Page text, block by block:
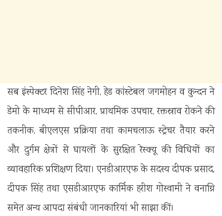
सब इंस्पेक्टर दिनेश सिंह नेगी, हेड कांस्टेबल जगमोहन व कुन्दन ने
डेमो के माध्यम से सीपीआर, प्राथमिक उपचार, रक्तस्राव रोकने की
तकनीक, बीएलएस प्रक्रिया तथा कामचलाऊ स्ट्रेचर तैयार करने
और दुर्गम क्षेत्रों से घायलों के सुरक्षित रेस्क्यू की विधियों का
व्यावहारिक प्रशिक्षण दिया। एनडीआरएफ के सदस्य दीपक प्रसाद,
दीपक सिंह तथा एसडीआरएफ कार्मिक हरीश गोस्वामी ने वनाग्नि
समेत अन्य आपदा संबंधी जानकारियां भी साझा कीं।